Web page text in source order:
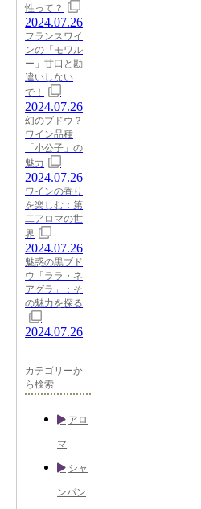
性って？
2024.07.26
フランスワイ
ンの「モワル
ー」甘口と勘
違いしない
で！
2024.07.26
幻のブドウ？
ワイン品種
「小公子」の
魅力
2024.07.26
ワインの香り
を楽しむ：第
二アロマの世
界
2024.07.26
魅惑の黒ブド
ウ「ララ・ネ
アグラ」：そ
の魅力を探る
2024.07.26
カテゴリーか
ら検索
アロ
マ
シャ
ンパン